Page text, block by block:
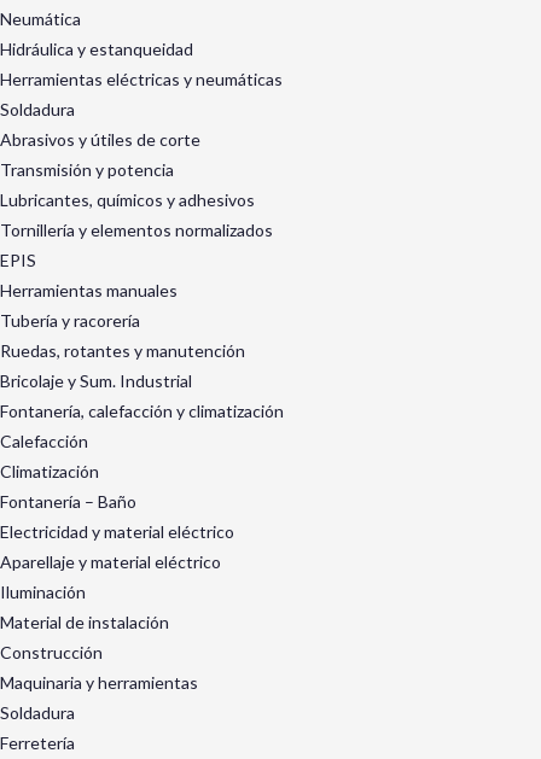
Neumática
Hidráulica y estanqueidad
Herramientas eléctricas y neumáticas
Soldadura
Abrasivos y útiles de corte
Transmisión y potencia
Lubricantes, químicos y adhesivos
Tornillería y elementos normalizados
EPIS
Herramientas manuales
Tubería y racorería
Ruedas, rotantes y manutención
Bricolaje y Sum. Industrial
Fontanería, calefacción y climatización
Calefacción
Climatización
Fontanería – Baño
Electricidad y material eléctrico
Aparellaje y material eléctrico
Iluminación
Material de instalación
Construcción
Maquinaria y herramientas
Soldadura
Ferretería